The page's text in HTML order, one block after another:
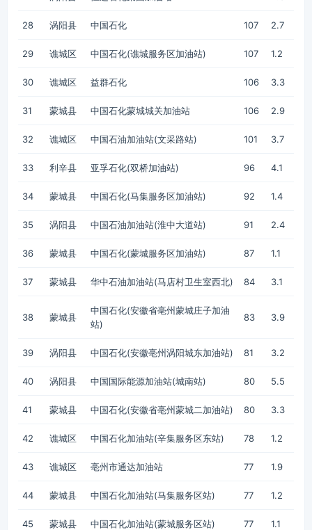
28 涡阳县 中国石化 107 2.7
29 谯城区 中国石化(谯城服务区加油站) 107 1.2
30 谯城区 益群石化 106 3.3
31 蒙城县 中国石化蒙城城关加油站 106 2.9
32 谯城区 中国石油加油站(文采路站) 101 3.7
33 利辛县 亚孚石化(双桥加油站) 96 4.1
34 蒙城县 中国石化(马集服务区加油站) 92 1.4
35 涡阳县 中国石油加油站(淮中大道站) 91 2.4
36 蒙城县 中国石化(蒙城服务区加油站) 87 1.1
37 蒙城县 华中石油加油站(马店村卫生室西北) 84 3.1
38 蒙城县
中国石化(安徽省亳州蒙城庄子加油
站)
83 3.9
39 涡阳县 中国石化(安徽亳州涡阳城东加油站) 81 3.2
40 涡阳县 中国国际能源加油站(城南站) 80 5.5
41 蒙城县 中国石化(安徽省亳州蒙城二加油站) 80 3.3
42 谯城区 中国石化加油站(辛集服务区东站) 78 1.2
43 谯城区 亳州市通达加油站 77 1.9
44 蒙城县 中国石化加油站(马集服务区站) 77 1.2
45 蒙城县 中国石化加油站(蒙城服务区站) 77 1.1